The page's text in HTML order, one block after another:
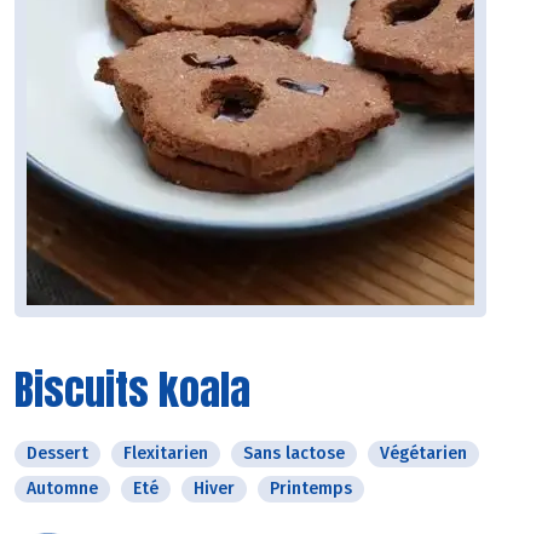
Biscuits koala
Dessert Flexitarien Sans lactose
Végétarien
Automne
Eté Hiver Printemps